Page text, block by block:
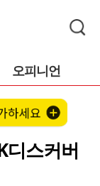
오피니언
디스커버